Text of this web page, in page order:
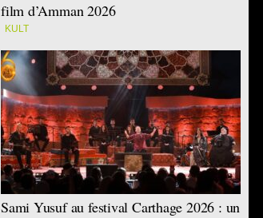
film d’Amman 2026
KULT
Sami Yusuf au festival Carthage 2026 : un